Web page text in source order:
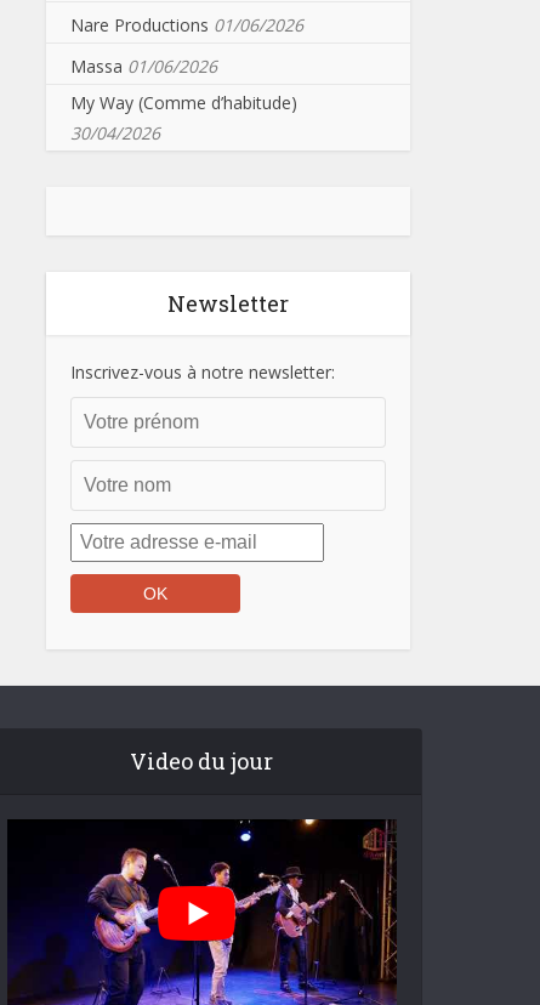
Nare Productions 01/06/2026
Massa 01/06/2026
My Way (Comme d’habitude)
30/04/2026
Newsletter
Inscrivez-vous à notre newsletter:
Video du jour